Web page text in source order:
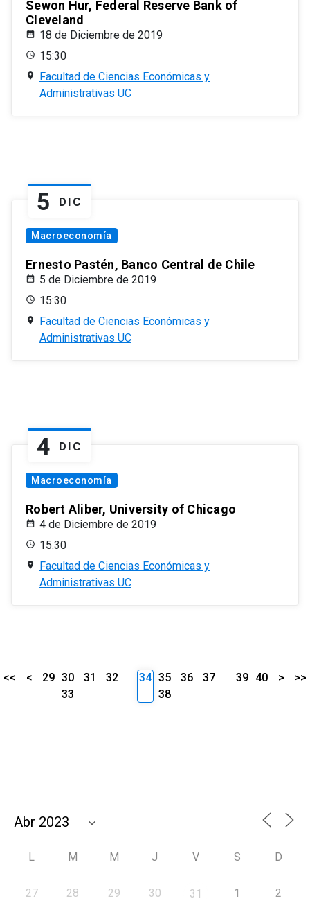
Sewon Hur, Federal Reserve Bank of
Cleveland
18 de Diciembre de 2019
15:30
Facultad de Ciencias Económicas y
Administrativas UC
5 DIC
Macroeconomía
Ernesto Pastén, Banco Central de Chile
5 de Diciembre de 2019
15:30
Facultad de Ciencias Económicas y
Administrativas UC
4 DIC
Macroeconomía
Robert Aliber, University of Chicago
4 de Diciembre de 2019
15:30
Facultad de Ciencias Económicas y
Administrativas UC
<< < 29 30 31
32
33
34 35 36
37
38
39 40 > >>
L M M J V S D
27 28 29 30 31 1 2